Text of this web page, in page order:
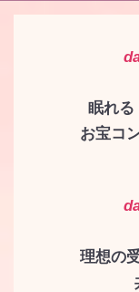
眠れる
お宝コ
理想の